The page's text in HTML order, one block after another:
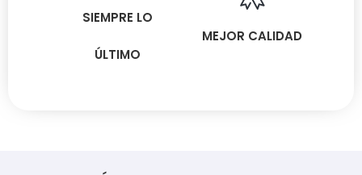
SIEMPRE LO
ÚLTIMO
MEJOR CALIDAD